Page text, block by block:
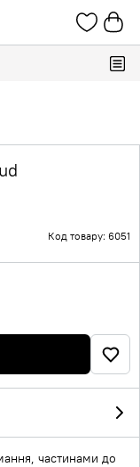
Код товару: 6051
частинами до